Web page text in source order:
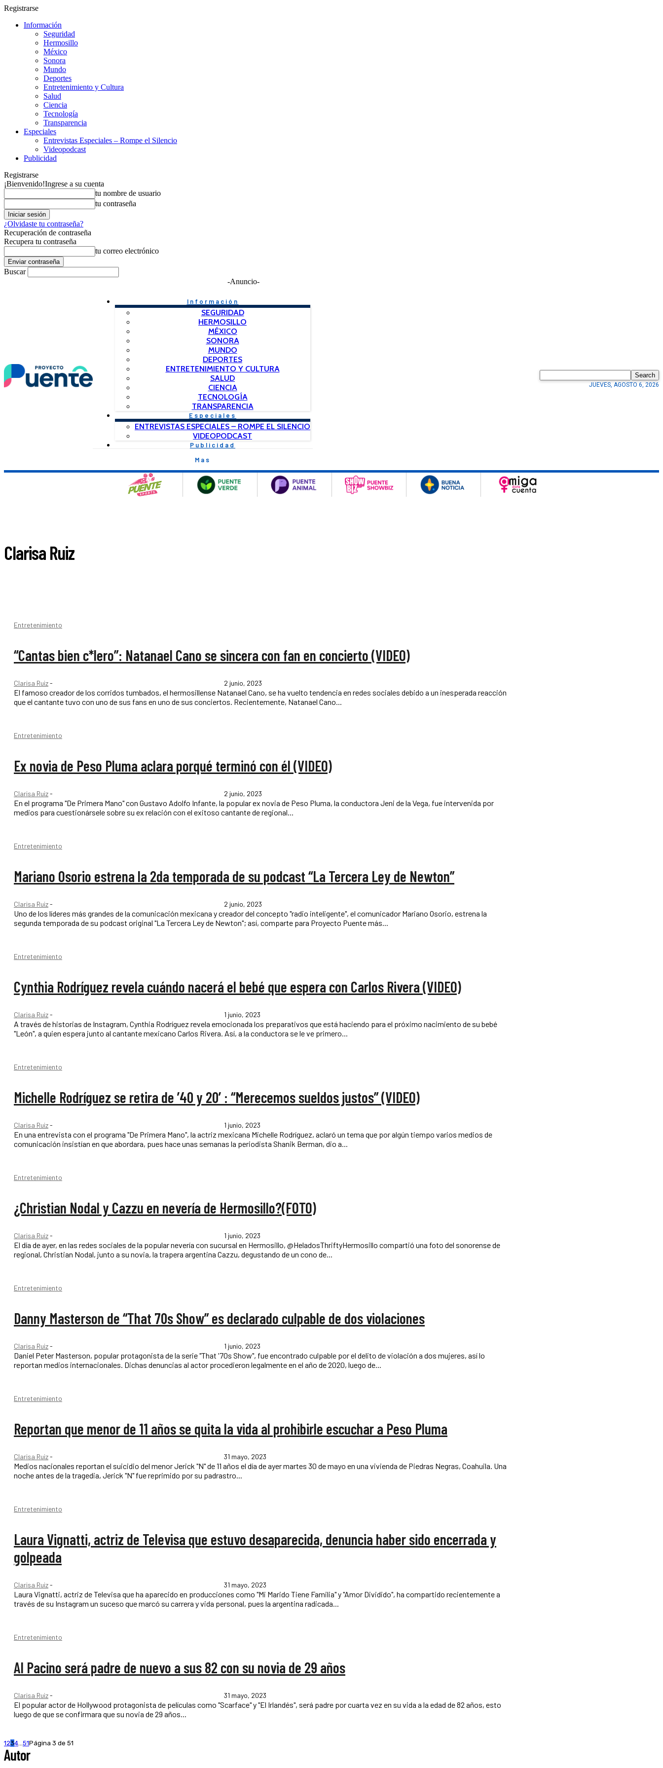
Registrarse
Información
Seguridad
Hermosillo
México
Sonora
Mundo
Deportes
Entretenimiento y Cultura
Salud
Ciencia
Tecnología
Transparencia
Especiales
Entrevistas Especiales – Rompe el Silencio
Videopodcast
Publicidad
Registrarse
¡Bienvenido!Ingrese a su cuenta
tu nombre de usuario
tu contraseña
¿Olvidaste tu contraseña?
Recuperación de contraseña
Recupera tu contraseña
tu correo electrónico
Buscar
-Anuncio-
Información
SEGURIDAD
HERMOSILLO
MÉXICO
SONORA
MUNDO
DEPORTES
ENTRETENIMIENTO Y CULTURA
SALUD
CIENCIA
TECNOLOGÍA
TRANSPARENCIA
Especiales
ENTREVISTAS ESPECIALES – ROMPE EL SILENCIO
VIDEOPODCAST
Publicidad
Mas
Search
JUEVES, AGOSTO 6, 2026
Clarisa Ruiz
Entretenimiento
“Cantas bien c*lero”: Natanael Cano se sincera con fan en concierto (VIDEO)
Clarisa Ruiz- 2 junio, 2023
El famoso creador de los corridos tumbados, el hermosillense Natanael Cano, se ha vuelto tendencia en redes sociales debido a un inesperada reacción
que el cantante tuvo con uno de sus fans en uno de sus conciertos. Recientemente, Natanael Cano...
Entretenimiento
Ex novia de Peso Pluma aclara porqué terminó con él (VIDEO)
Clarisa Ruiz- 2 junio, 2023
En el programa "De Primera Mano" con Gustavo Adolfo Infante, la popular ex novia de Peso Pluma, la conductora Jeni de la Vega, fue intervenida por
medios para cuestionársele sobre su ex relación con el exitoso cantante de regional...
Entretenimiento
Mariano Osorio estrena la 2da temporada de su podcast “La Tercera Ley de Newton”
Clarisa Ruiz- 2 junio, 2023
Uno de los líderes más grandes de la comunicación mexicana y creador del concepto "radio inteligente", el comunicador Mariano Osorio, estrena la
segunda temporada de su podcast original "La Tercera Ley de Newton"; así, comparte para Proyecto Puente más...
Entretenimiento
Cynthia Rodríguez revela cuándo nacerá el bebé que espera con Carlos Rivera (VIDEO)
Clarisa Ruiz- 1 junio, 2023
A través de historias de Instagram, Cynthia Rodríguez revela emocionada los preparativos que está haciendo para el próximo nacimiento de su bebé
"León", a quien espera junto al cantante mexicano Carlos Rivera. Así, a la conductora se le ve primero...
Entretenimiento
Michelle Rodríguez se retira de ’40 y 20′: “Merecemos sueldos justos” (VIDEO)
Clarisa Ruiz- 1 junio, 2023
En una entrevista con el programa "De Primera Mano", la actriz mexicana Michelle Rodríguez, aclaró un tema que por algún tiempo varios medios de
comunicación insistían en que abordara, pues hace unas semanas la periodista Shanik Berman, dio a...
Entretenimiento
¿Christian Nodal y Cazzu en nevería de Hermosillo?(FOTO)
Clarisa Ruiz- 1 junio, 2023
El día de ayer, en las redes sociales de la popular nevería con sucursal en Hermosillo, @HeladosThriftyHermosillo compartió una foto del sonorense de
regional, Christian Nodal, junto a su novia, la trapera argentina Cazzu, degustando de un cono de...
Entretenimiento
Danny Masterson de “That 70s Show” es declarado culpable de dos violaciones
Clarisa Ruiz- 1 junio, 2023
Daniel Peter Masterson, popular protagonista de la serie "That '70s Show", fue encontrado culpable por el delito de violación a dos mujeres, así lo
reportan medios internacionales. Dichas denuncias al actor procedieron legalmente en el año de 2020, luego de...
Entretenimiento
Reportan que menor de 11 años se quita la vida al prohibirle escuchar a Peso Pluma
Clarisa Ruiz- 31 mayo, 2023
Medios nacionales reportan el suicidio del menor Jerick "N" de 11 años el día de ayer martes 30 de mayo en una vivienda de Piedras Negras, Coahuila. Una
noche antes de la tragedia, Jerick "N" fue reprimido por su padrastro...
Entretenimiento
Laura Vignatti, actriz de Televisa que estuvo desaparecida, denuncia haber sido encerrada y
golpeada
Clarisa Ruiz- 31 mayo, 2023
Laura Vignatti, actriz de Televisa que ha aparecido en producciones como "Mi Marido Tiene Familia" y "Amor Dividido", ha compartido recientemente a
través de su Instagram un suceso que marcó su carrera y vida personal, pues la argentina radicada...
Entretenimiento
Al Pacino será padre de nuevo a sus 82 con su novia de 29 años
Clarisa Ruiz- 31 mayo, 2023
El popular actor de Hollywood protagonista de películas como "Scarface" y "El Irlandés", será padre por cuarta vez en su vida a la edad de 82 años, esto
luego de que se confirmara que su novia de 29 años...
1234 51Página 3 de 51
Autor